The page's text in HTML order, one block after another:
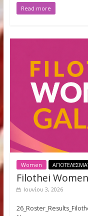
Ιουνίου 10, 2026
Τετάρτη 3 Ιουνίου
Read more